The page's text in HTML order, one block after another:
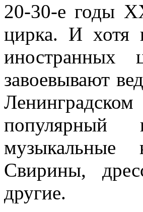
20-30-е годы
цирка. И хотя
иностранных
завоевывают
популярный
музыкальные
Свирины,
другие.